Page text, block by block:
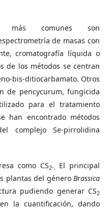
más comunes son
de masas con
cromatografía líquida o
de los métodos se centran
bis-ditiocarbamato. Otros
de pencycurum, fungicida
para el tratamiento
han encontrado métodos
complejo Se-pirrolidina
como CS2., El principal
plantas del género Brassica
pudiendo generar CS2
la cuantificación, dando